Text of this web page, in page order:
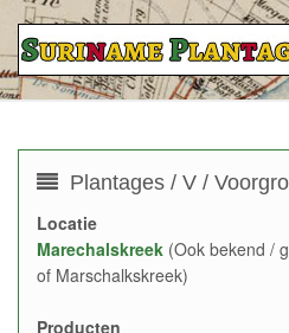
Plantages / V /
Locatie
Marechalskreek (Ook bekend /
of Marschalkskreek)
Producten